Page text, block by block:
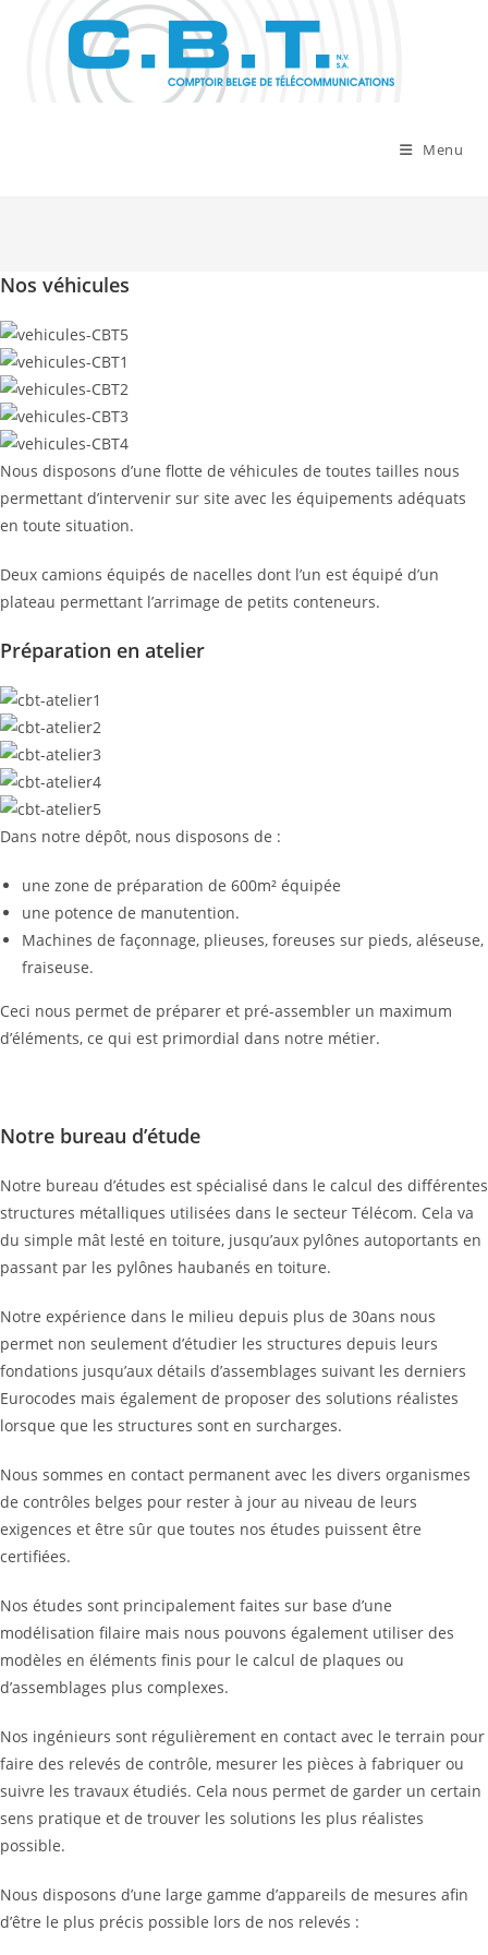
Menu
Nos véhicules
Nous disposons d’une flotte de véhicules de toutes tailles nous
permettant d’intervenir sur site avec les équipements adéquats
en toute situation.
Deux camions équipés de nacelles dont l’un est équipé d’un
plateau permettant l’arrimage de petits conteneurs.
Préparation en atelier
Dans notre dépôt, nous disposons de :
une zone de préparation de 600m² équipée
une potence de manutention.
Machines de façonnage, plieuses, foreuses sur pieds, aléseuse,
fraiseuse.
Ceci nous permet de préparer et pré-assembler un maximum
d’éléments, ce qui est primordial dans notre métier.
Notre bureau d’étude
Notre bureau d’études est spécialisé dans le calcul des différentes
structures métalliques utilisées dans le secteur Télécom. Cela va
du simple mât lesté en toiture, jusqu’aux pylônes autoportants en
passant par les pylônes haubanés en toiture.
Notre expérience dans le milieu depuis plus de 30ans nous
permet non seulement d’étudier les structures depuis leurs
fondations jusqu’aux détails d’assemblages suivant les derniers
Eurocodes mais également de proposer des solutions réalistes
lorsque que les structures sont en surcharges.
Nous sommes en contact permanent avec les divers organismes
de contrôles belges pour rester à jour au niveau de leurs
exigences et être sûr que toutes nos études puissent être
certifiées.
Nos études sont principalement faites sur base d’une
modélisation filaire mais nous pouvons également utiliser des
modèles en éléments finis pour le calcul de plaques ou
d’assemblages plus complexes.
Nos ingénieurs sont régulièrement en contact avec le terrain pour
faire des relevés de contrôle, mesurer les pièces à fabriquer ou
suivre les travaux étudiés. Cela nous permet de garder un certain
sens pratique et de trouver les solutions les plus réalistes
possible.
Nous disposons d’une large gamme d’appareils de mesures afin
d’être le plus précis possible lors de nos relevés :